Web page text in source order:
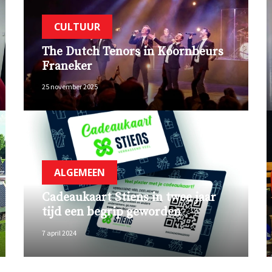
CULTUUR
The Dutch Tenors in Koornbeurs
Franeker
25 november 2025
ALGEMEEN
Cadeaukaart Stiens in twee jaar
tijd een begrip geworden
7 april 2024